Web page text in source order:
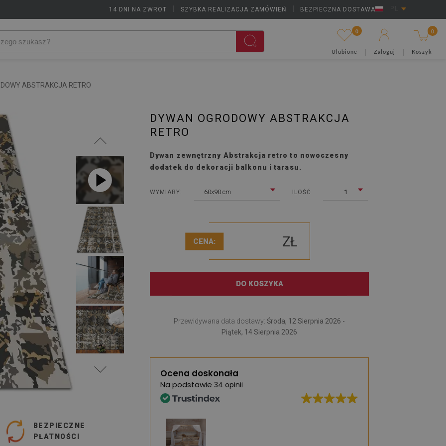
14 DNI NA ZWROT SZYBKA REALIZACJA ZAMÓWIEŃ BEZPIECZNA DOSTAWA
0
Ulubione Zaloguj
0
Koszyk
ABSTRAKCJA RETRO
BEZPIECZNE
PŁATNOŚCI
DYWAN OGRODOWY ABSTRAKCJA
RETRO
Dywan zewnętrzny Abstrakcja retro to nowoczesny
dodatek do dekoracji balkonu i tarasu.
WYMIARY: 60x90 cm ILOŚĆ 1
CENA: ZŁ
DO KOSZYKA
Przewidywana data dostawy: Środa, 12 Sierpnia 2026 -
Piątek, 14 Sierpnia 2026
Ocena doskonała
Na podstawie 34 opinii